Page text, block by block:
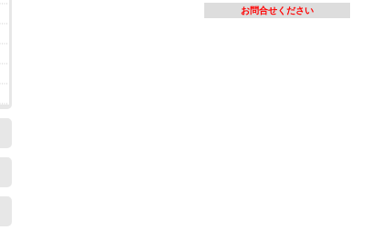
お問合せください